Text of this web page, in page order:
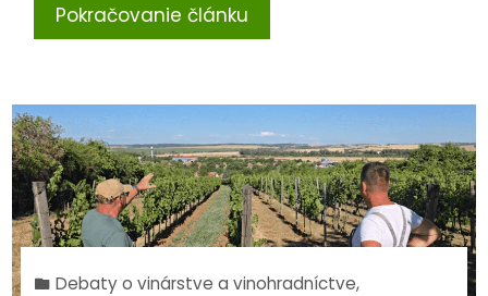
Pokračovanie článku
Debaty o vinárstve a vinohradníctve,